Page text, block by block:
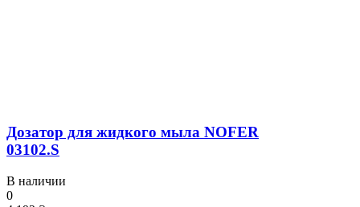
Дозатор для жидкого мыла NOFER
03102.S
В наличии
0